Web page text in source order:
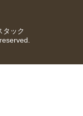
タック